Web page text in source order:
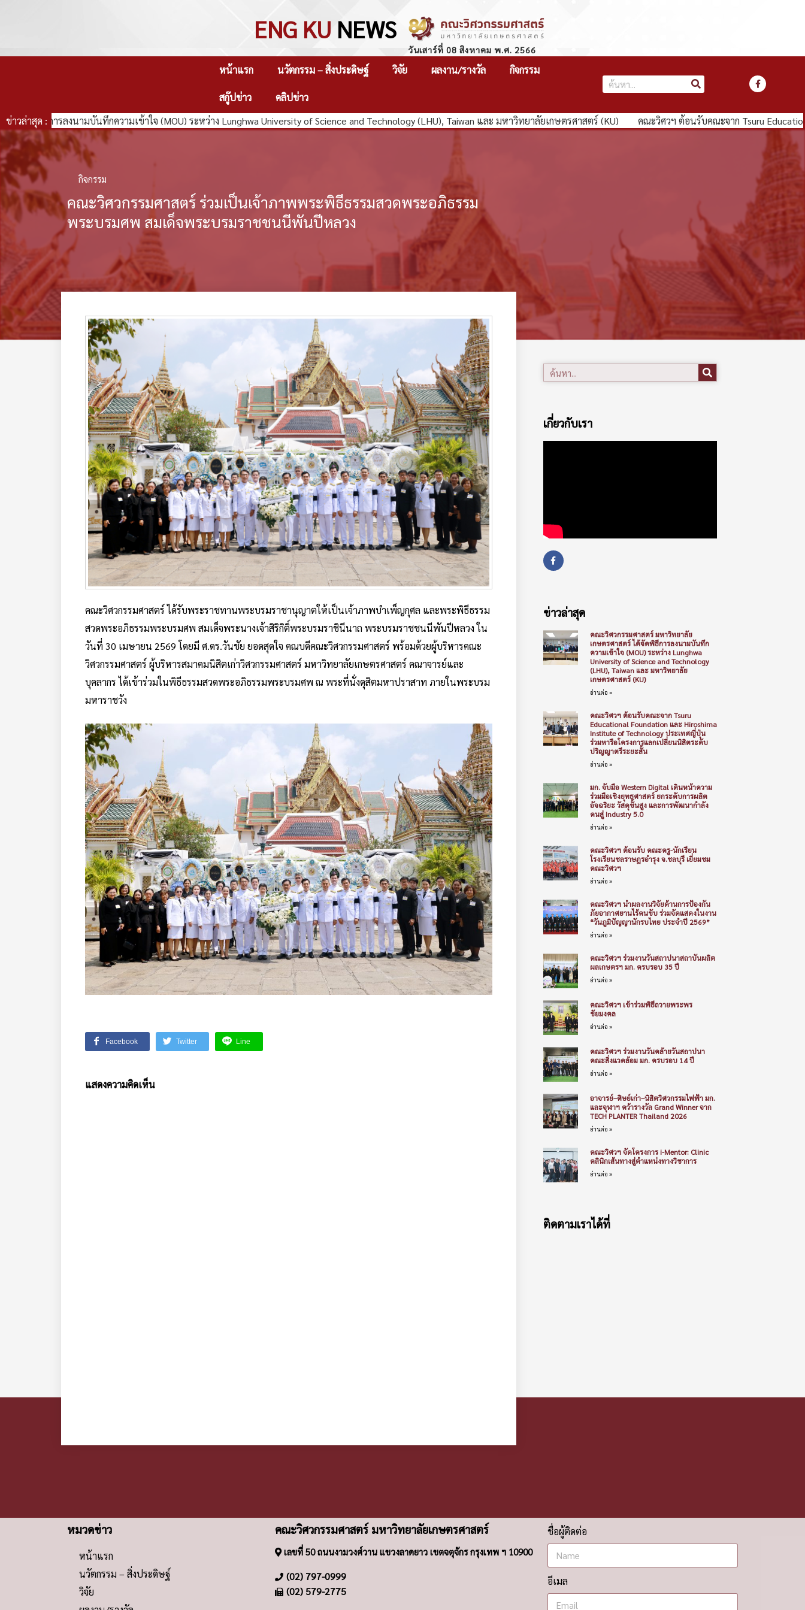
ENG KU NEWS
วันเสาร์ที่ 08 สิงหาคม พ.ศ. 2566
หน้าแรก นวัตกรรม – สิ่งประดิษฐ์ วิจัย ผลงาน/รางวัล กิจกรรม
สกู๊ปข่าว
คลิปข่าว
ข่าวล่าสุด :
จัดพิธีการลงนามบันทึกความเข้าใจ (MOU) ระหว่าง Lunghwa University of Science and Technology (LHU), Taiwan และ มหาวิทยาลัยเกษตรศาสตร์ (KU) คณะวิศวฯ ต้อนรับคณะจาก Tsuru
กิจกรรม
คณะวิศวกรรมศาสตร์ ร่วมเป็นเจ้าภาพพระพิธีธรรมสวดพระอภิธรรม
พระบรมศพ สมเด็จพระบรมราชชนนีพันปีหลวง
คณะวิศวกรรมศาสตร์ ได้รับพระราชทานพระบรมราชานุญาตให้เป็นเจ้าภาพบำเพ็ญกุศล และพระพิธีธรรม
สวดพระอภิธรรมพระบรมศพ สมเด็จพระนางเจ้าสิริกิติ์พระบรมราชินีนาถ พระบรมราชชนนีพันปีหลวง ใน
วันที่ 30 เมษายน 2569 โดยมี ศ.ดร.วันชัย ยอดสุดใจ คณบดีคณะวิศวกรรมศาสตร์ พร้อมด้วยผู้บริหารคณะ
วิศวกรรมศาสตร์ ผู้บริหารสมาคมนิสิตเก่าวิศวกรรมศาสตร์ มหาวิทยาลัยเกษตรศาสตร์ คณาจารย์และ
บุคลากร ได้เข้าร่วมในพิธีธรรมสวดพระอภิธรรมพระบรมศพ ณ พระที่นั่งดุสิตมหาปราสาท ภายในพระบรม
มหาราชวัง
Facebook Twitter Line
แสดงความคิดเห็น
เกี่ยวกับเรา
ข่าวล่าสุด
คณะวิศวกรรมศาสตร์ มหาวิทยาลัย
เกษตรศาสตร์ ได้จัดพิธีการลงนามบันทึก
ความเข้าใจ (MOU) ระหว่าง Lunghwa
University of Science and Technology
(LHU), Taiwan และ มหาวิทยาลัย
เกษตรศาสตร์ (KU)
อ่านต่อ »
คณะวิศวฯ ต้อนรับคณะจาก Tsuru
Educational Foundation และ Hiroshima
Institute of Technology ประเทศญี่ปุ่น
ร่วมหารือโครงการแลกเปลี่ยนนิสิตระดับ
ปริญญาตรีระยะสั้น
อ่านต่อ »
มก. จับมือ Western Digital เดินหน้าความ
ร่วมมือเชิงยุทธศาสตร์ ยกระดับการผลิต
อัจฉริยะ วัสดุขั้นสูง และการพัฒนากำลัง
คนสู่ Industry 5.0
อ่านต่อ »
คณะวิศวฯ ต้อนรับ คณะครู-นักเรียน
โรงเรียนชลราษฎรอำรุง จ.ชลบุรี เยี่ยมชม
คณะวิศวฯ
อ่านต่อ »
คณะวิศวฯ นำผลงานวิจัยด้านการป้องกัน
ภัยอากาศยานไร้คนขับ ร่วมจัดแสดงในงาน
“วันภูมิปัญญานักรบไทย ประจำปี 2569”
อ่านต่อ »
คณะวิศวฯ ร่วมงานวันสถาปนาสถาบันผลิต
ผลเกษตรฯ มก. ครบรอบ 35 ปี
อ่านต่อ »
คณะวิศวฯ เข้าร่วมพิธีถวายพระพร
ชัยมงคล
อ่านต่อ »
คณะวิศวฯ ร่วมงานวันคล้ายวันสถาปนา
คณะสิ่งแวดล้อม มก. ครบรอบ 14 ปี
อ่านต่อ »
อาจารย์–ศิษย์เก่า–นิสิตวิศวกรรมไฟฟ้า มก.
และจุฬาฯ คว้ารางวัล Grand Winner จาก
TECH PLANTER Thailand 2026
อ่านต่อ »
คณะวิศวฯ จัดโครงการ i-Mentor: Clinic
คลินิกเส้นทางสู่ตำแหน่งทางวิชาการ
อ่านต่อ »
ติดตามเราได้ที่
หมวดข่าว
หน้าแรก
นวัตกรรม – สิ่งประดิษฐ์
วิจัย
คณะวิศวกรรมศาสตร์ มหาวิทยาลัยเกษตรศาสตร์
เลขที่ 50 ถนนงามวงศ์วาน แขวงลาดยาว เขตจตุจักร กรุงเทพ ฯ 10900
(02) 797-0999
(02) 579-2775
ชื่อผู้ติดต่อ
อีเมล